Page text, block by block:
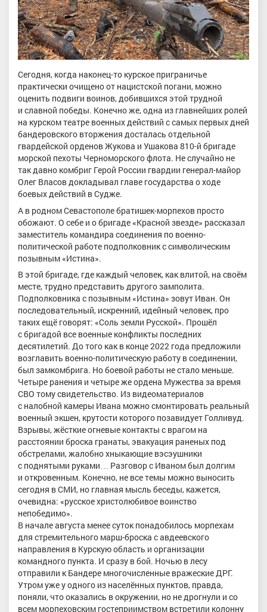
Сегодня, когда наконец-то курское приграничье
практически очищено от нацистской погани, можно
оценить подвиги воинов, добившихся этой трудной
и славной победы. Конечно же, одна из главнейших ролей
на курском театре военных действий с самых первых дней
бандеровского вторжения досталась отдельной
гвардейской орденов Жукова и Ушакова 810-й бригаде
морской пехоты Черноморского флота. Не случайно не
так давно комбриг Герой России гвардии генерал-майор
Олег Власов докладывал главе государства о ходе
боевых действий в Судже.
А в родном Севастополе братишек-морпехов просто
обожают. О себе и о бригаде «Красной звезде» рассказал
заместитель командира соединения по военно-
политической работе подполковник с символическим
позывным «Истина».
В этой бригаде, где каждый человек, как влитой, на своём
месте, трудно представить другого замполита.
Подполковника с позывным «Истина» зовут Иван. Он
последовательный, искренний, идейный человек, про
таких ещё говорят: «Соль земли Русской». Прошёл
с бригадой все военные конфликты последних
десятилетий. До того как в конце 2022 года предложили
возглавить военно-политическую работу в соединении,
был замкомбрига. Но боевой работы не стало меньше.
Четыре ранения и четыре же ордена Мужества за время
СВО тому свидетельство. Из видеоматериалов
с налобной камеры Ивана можно смонтировать реальный
военный экшен, крутости которого позавидует Голливуд.
Взрывы, жёсткие огневые контакты с врагом на
расстоянии броска гранаты, эвакуация раненых под
обстрелами, жалобно хныкающие вэсэушники
с поднятыми руками… Разговор с Иваном был долгим
и откровенным. Конечно, не все темы можно выносить
сегодня в СМИ, но главная мысль беседы, кажется,
очевидна: «русское христолюбивое воинство
непобедимо».
В начале августа менее суток понадобилось морпехам
для стремительного марш-броска с авдеевского
направления в Курскую область и организации
командного пункта. И сразу в бой. Ночью в лесу
отправили к Бандере многочисленные вражеские ДРГ.
Утром уже у одного из населённых пунктов, правда,
поняли, что оказались в окружении, но не дрогнули и со
всем морпеховским гостеприимством встретили колонну